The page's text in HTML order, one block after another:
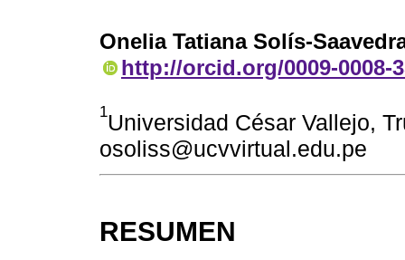
Onelia Tatiana Solís-
http://orcid.org/0009-0008-
1Universidad César Vallejo,
osoliss@ucvvirtual.edu.pe
RESUMEN